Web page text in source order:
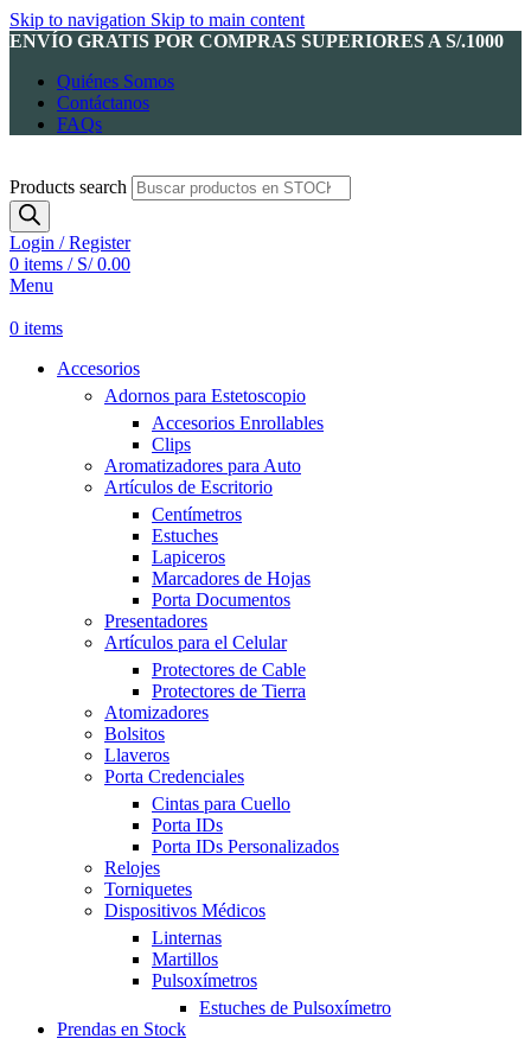
Skip to navigation Skip to main content
ENVÍO GRATIS POR COMPRAS SUPERIORES A S/.1000
Quiénes Somos
Contáctanos
FAQs
Products search
Login / Register
0 items / S/0.00
Menu
0 items
Accesorios
Adornos para Estetoscopio
Accesorios Enrollables
Clips
Aromatizadores para Auto
Artículos de Escritorio
Centímetros
Estuches
Lapiceros
Marcadores de Hojas
Porta Documentos
Presentadores
Artículos para el Celular
Protectores de Cable
Protectores de Tierra
Atomizadores
Bolsitos
Llaveros
Porta Credenciales
Cintas para Cuello
Porta IDs
Porta IDs Personalizados
Relojes
Torniquetes
Dispositivos Médicos
Linternas
Martillos
Pulsoxímetros
Estuches de Pulsoxímetro
Prendas en Stock